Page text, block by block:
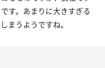
す。あまりに大きすぎる
まうようですね。